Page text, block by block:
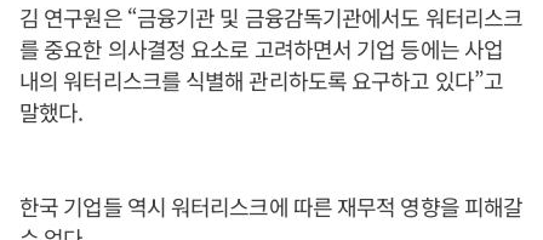
김 연구원은 “금융기관 및 금융감독기관에서도 워터리스크
를 중요한 의사결정 요소로 고려하면서 기업 등에는 사업
내의 워터리스크를 식별해 관리하도록 요구하고 있다”고
말했다.
한국 기업들 역시 워터리스크에 따른 재무적 영향을 피해갈